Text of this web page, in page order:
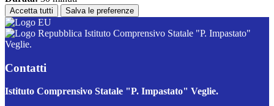
Accetta tutti Salva le preferenze
Istituto Comprensivo Statale "P. Impastato"
Veglie.
Contatti
Istituto Comprensivo Statale "P. Impastato" Veglie.